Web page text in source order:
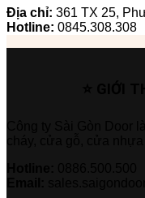
Địa chỉ: 361 TX 25,
Hotline: 0845.308.308